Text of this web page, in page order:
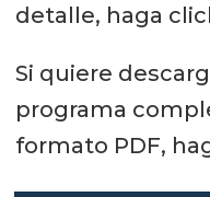
detalle, haga
Si quiere
programa
formato PDF,